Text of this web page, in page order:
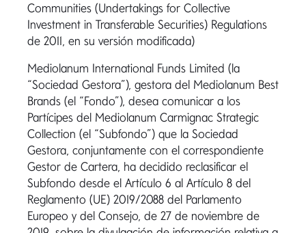
Communities (Undertakings for Collective
Investment in Transferable Securities) Regulations
de 2011, en su versión modificada)
Mediolanum International Funds Limited (la
“Sociedad Gestora”), gestora del Mediolanum Best
Brands (el “Fondo”), desea comunicar a los
Partícipes del Mediolanum Carmignac Strategic
Collection (el “Subfondo”) que la Sociedad
Gestora, conjuntamente con el correspondiente
Gestor de Cartera, ha decidido reclasificar el
Subfondo desde el Artículo 6 al Artículo 8 del
Reglamento (UE) 2019/2088 del Parlamento
Europeo y del Consejo, de 27 de noviembre de